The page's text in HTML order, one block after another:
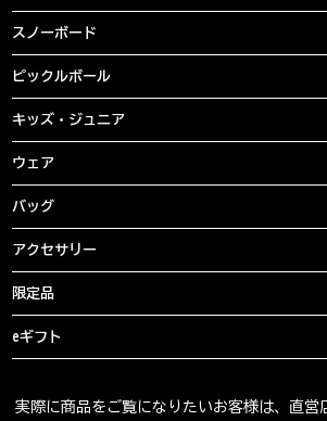
スノーボード
ピックルボール
キッズ・ジュニア
ウェア
バッグ
アクセサリー
限定品
eギフト
実際に商品をご覧になりたいお客様は、直営